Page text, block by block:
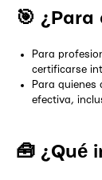
🎯 ¿Para
Para
certificarse
Para
efectiva,
🧰 ¿Qué